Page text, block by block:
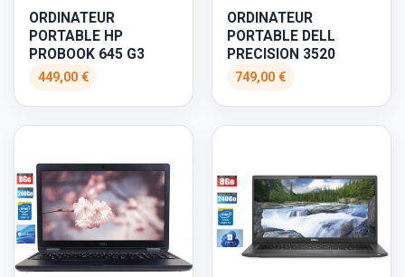
ORDINATEUR
PORTABLE HP
PROBOOK 645 G3
449,00 €
ORDINATEUR
PORTABLE DELL
PRECISION 3520
749,00 €